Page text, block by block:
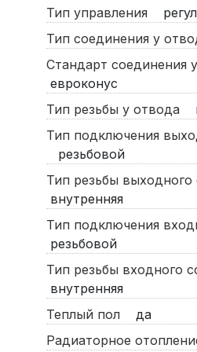
Тип управления
Тип соединения у
Стандарт соединения
евроконус
Тип резьбы у отвода
Тип подключения
резьбовой
Тип резьбы выходного
внутренняя
Тип подключения
резьбовой
Тип резьбы входного
внутренняя
Теплый пол
да
Радиаторное